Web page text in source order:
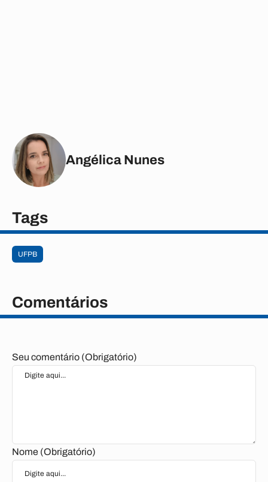
Angélica Nunes
Tags
UFPB
Comentários
Seu comentário (Obrigatório)
Nome (Obrigatório)